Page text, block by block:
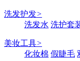
洗发护发>
洗发水 洗护套
美妆工具>
化妆棉 假睫毛